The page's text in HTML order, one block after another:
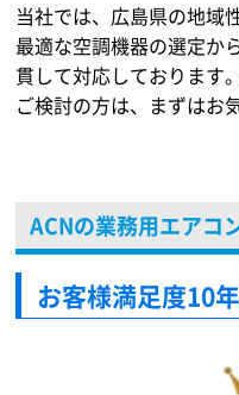
当社では、広島県の地域
最適な空調機器の選定か
貫して対応しております
ご検討の方は、まずはお
ACNの業務用エアコ
お客様満足度10